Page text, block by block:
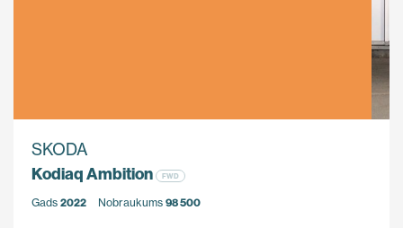
SKODA
Kodiaq Ambition
FWD
Gads 2022 Nobraukums 98 500